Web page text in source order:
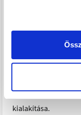
Siófok
teraszos "
panorámával is.
7284 m2
kialakítása.